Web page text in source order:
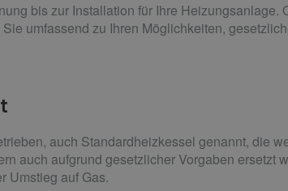
bis zur Installation für Ihre Heizungsanlage.
umfassend zu Ihren Möglichkeiten,
auch Standardheizkessel genannt, die
auch aufgrund gesetzlicher Vorgaben ersetzt
Umstieg auf Gas.